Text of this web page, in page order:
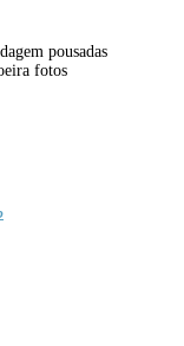
pousadas
fotos